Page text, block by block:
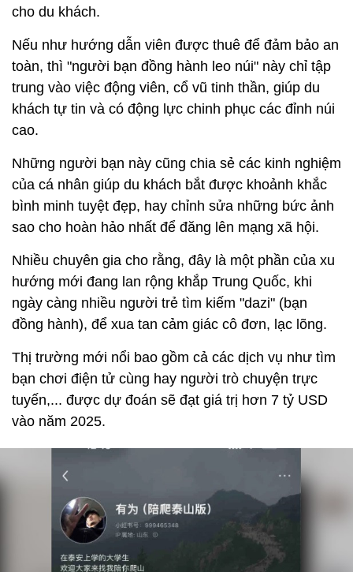
cho du khách.
Nếu như hướng dẫn viên được thuê để đảm bảo an
toàn, thì "người bạn đồng hành leo núi" này chỉ tập
trung vào việc động viên, cổ vũ tinh thần, giúp du
khách tự tin và có động lực chinh phục các đỉnh núi
cao.
Những người bạn này cũng chia sẻ các kinh nghiệm
của cá nhân giúp du khách bắt được khoảnh khắc
bình minh tuyệt đẹp, hay chỉnh sửa những bức ảnh
sao cho hoàn hảo nhất để đăng lên mạng xã hội.
Nhiều chuyên gia cho rằng, đây là một phần của xu
hướng mới đang lan rộng khắp Trung Quốc, khi
ngày càng nhiều người trẻ tìm kiếm "dazi" (bạn
đồng hành), để xua tan cảm giác cô đơn, lạc lõng.
Thị trường mới nổi bao gồm cả các dịch vụ như tìm
bạn chơi điện tử cùng hay người trò chuyện trực
tuyến,... được dự đoán sẽ đạt giá trị hơn 7 tỷ USD
vào năm 2025.